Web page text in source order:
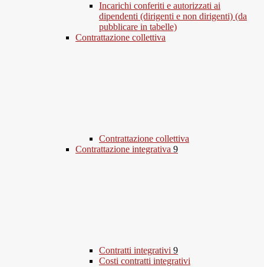
Incarichi conferiti e autorizzati ai
dipendenti (dirigenti e non dirigenti) (da
pubblicare in tabelle)
Contrattazione collettiva
Contrattazione collettiva
Contrattazione integrativa 9
Contratti integrativi 9
Costi contratti integrativi